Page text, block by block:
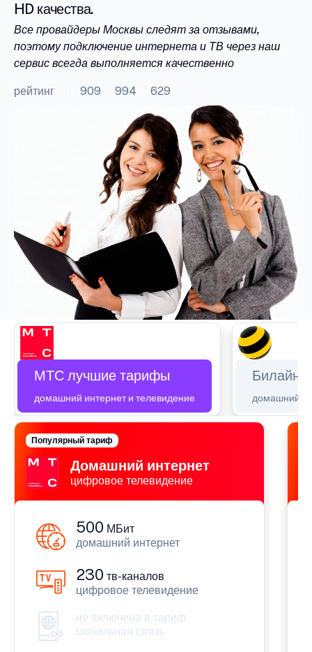
HD качества.
Все провайдеры Москвы следят за отзывами,
поэтому подключение интернета и ТВ через наш
сервис всегда выполняется качественно
рейтинг 909 994 629
МТС лучшие тарифы
домашний интернет и телевидение
Билайн
домашний
Домашний интернет
цифровое телевидение
Популярный тариф
500 МБит
домашний интернет
230 тв-каналов
цифровое телевидение
не включена в тариф
мобильная связь